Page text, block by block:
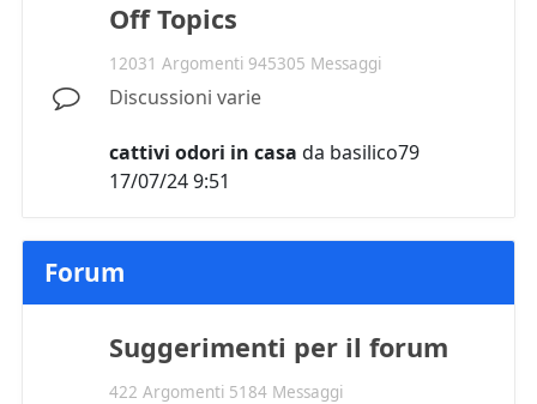
Off Topics
12031 Argomenti 945305 Messaggi
Discussioni varie
cattivi odori in casa da basilico79
17/07/24 9:51
Forum
Suggerimenti per il forum
422 Argomenti 5184 Messaggi